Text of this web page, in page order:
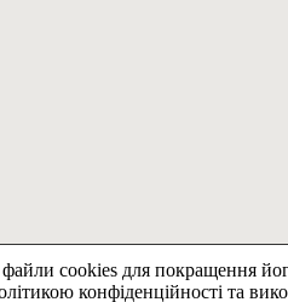
cookies для покращення
конфіденційності та